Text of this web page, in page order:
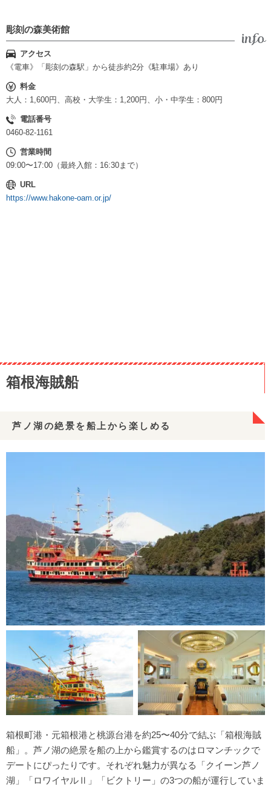
彫刻の森美術館
アクセス
《電車》「彫刻の森駅」から徒歩約2分《駐車場》あり
料金
大人：1,600円、高校・大学生：1,200円、小・中学生：800円
電話番号
0460-82-1161
営業時間
09:00〜17:00（最終入館：16:30まで）
URL
https://www.hakone-oam.or.jp/
箱根海賊船
芦ノ湖の絶景を船上から楽しめる
箱根町港・元箱根港と桃源台港を約25〜40分で結ぶ「箱根海賊
船」。芦ノ湖の絶景を船の上から鑑賞するのはロマンチックで
デートにぴったりです。それぞれ魅力が異なる「クイーン芦ノ
湖」「ロワイヤルⅡ」「ビクトリー」の3つの船が運行していま